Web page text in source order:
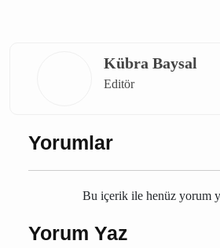
Yorumlar
Bu içerik ile henüz yorum